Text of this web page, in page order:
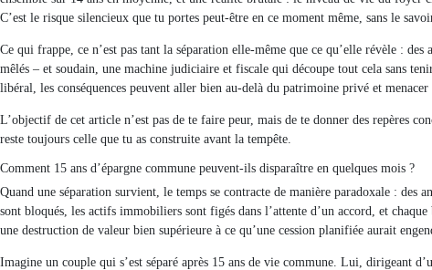
C’est le risque silencieux que tu portes peut-être en ce moment même, sans le
Ce qui frappe, ce n’est pas tant la séparation elle-même que ce qu’elle révèle :
mêlés – et soudain, une machine judiciaire et fiscale qui découpe tout cela sans
libéral, les conséquences peuvent aller bien au-delà du patrimoine privé et
L’objectif de cet article n’est pas de te faire peur, mais de te donner des repères
reste toujours celle que tu as construite avant la tempête.
Comment 15 ans d’épargne commune peuvent-ils disparaître en quelques mois ?
Quand une séparation survient, le temps se contracte de manière paradoxale : des
sont bloqués, les actifs immobiliers sont figés dans l’attente d’un accord, et
une destruction de valeur bien supérieure à ce qu’une cession planifiée aurait
Imagine un couple qui s’est séparé après 15 ans de vie commune. Lui, dirigeant